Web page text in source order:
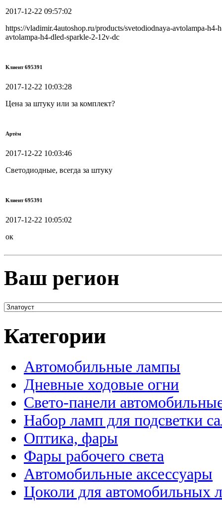
2017-12-22 09:57:02
https://vladimir.4autoshop.ru/products/svetodiodnaya-avtolampa-
avtolampa-h4-dled-sparkle-2-12v-dc
Клиент 695391
2017-12-22 10:03:28
Цена за штуку или за комплект?
Артём
2017-12-22 10:03:46
Светодиодные, всегда за штуку
Клиент 695391
2017-12-22 10:05:02
ок
Ваш регион
Категории
Автомобильные лампы
Дневные ходовые огни
Свето-панели
Набор ламп для подсветки
Оптика, фары
Фары рабочего света
Автомобильные аксессуары
Цоколи для автомобильных